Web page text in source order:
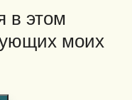
в этом
моих